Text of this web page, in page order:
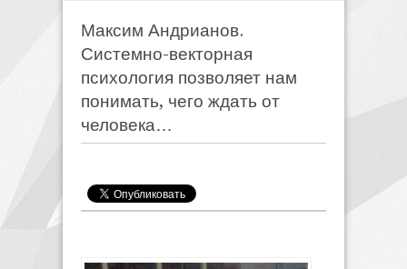
Максим Андрианов.
Системно-векторная
психология позволяет нам
понимать, чего ждать от
человека…